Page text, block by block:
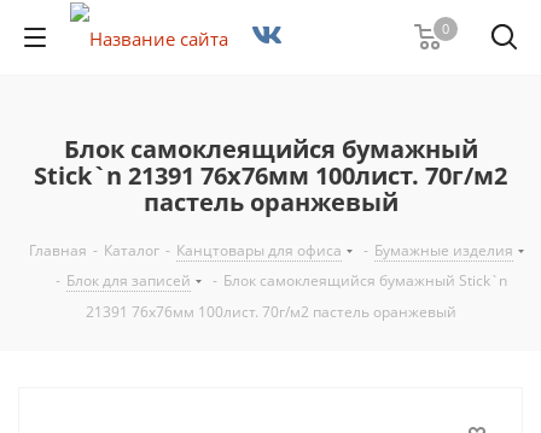
0
Блок самоклеящийся бумажный
Stick`n 21391 76x76мм 100лист. 70г/м2
пастель оранжевый
Главная - Каталог - Канцтовары для офиса - Бумажные изделия
- Блок для записей - Блок самоклеящийся бумажный Stick`n
21391 76x76мм 100лист. 70г/м2 пастель оранжевый